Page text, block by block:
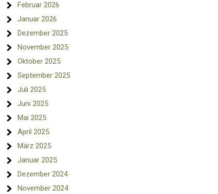
Februar 2026
Januar 2026
Dezember 2025
November 2025
Oktober 2025
September 2025
Juli 2025
Juni 2025
Mai 2025
April 2025
März 2025
Januar 2025
Dezember 2024
November 2024